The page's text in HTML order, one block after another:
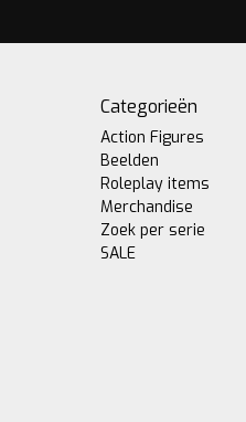
Categorieën
Action Figures
Beelden
Roleplay items
Merchandise
Zoek per serie
SALE